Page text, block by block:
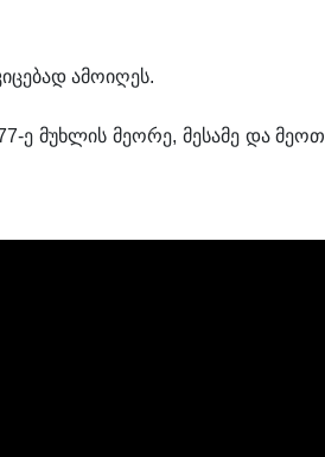
ამოიღეს.
ე მუხლის მეორე, მესამე და